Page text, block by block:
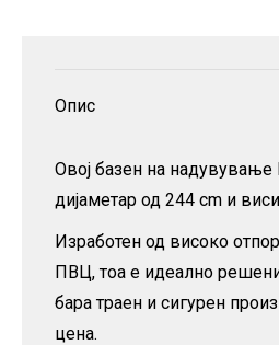
количина
Опис
Овој базен на
дијаметар од 244 cm и
Изработен од високо
ПВЦ, тоа е идеално
бара траен и сигурен
цена.